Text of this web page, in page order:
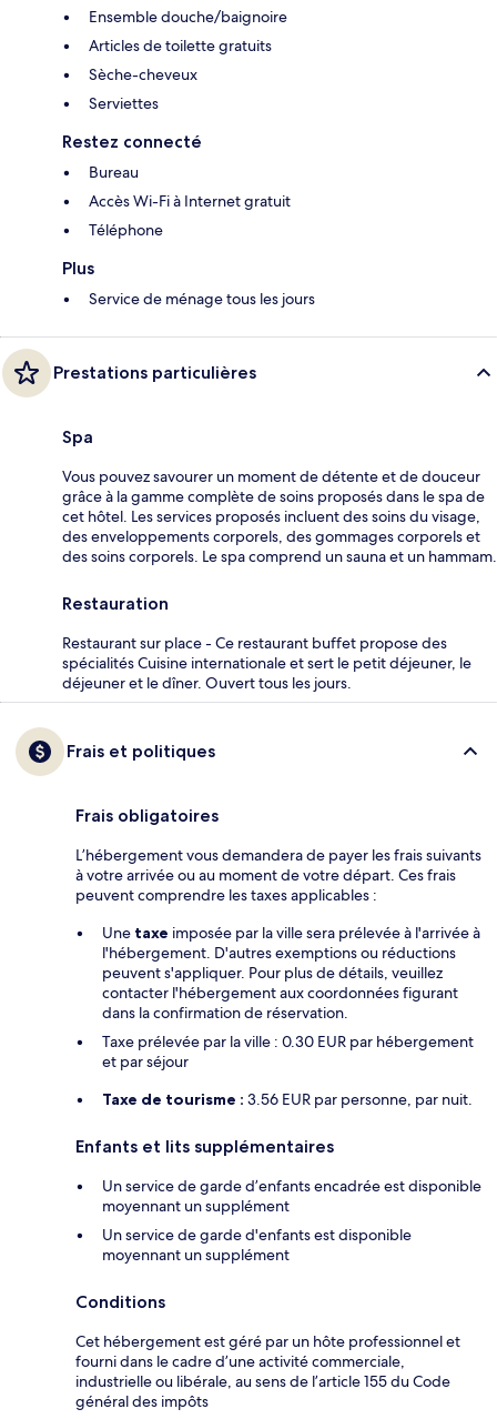
Ensemble douche/baignoire
Articles de toilette gratuits
Sèche-cheveux
Serviettes
Restez connecté
Bureau
Accès Wi-Fi à Internet gratuit
Téléphone
Plus
Service de ménage tous les jours
Prestations particulières
Spa
Vous pouvez savourer un moment de détente et de douceur
grâce à la gamme complète de soins proposés dans le spa de
cet hôtel. Les services proposés incluent des soins du visage,
des enveloppements corporels, des gommages corporels et
des soins corporels. Le spa comprend un sauna et un hammam.
Restauration
Restaurant sur place - Ce restaurant buffet propose des
spécialités Cuisine internationale et sert le petit déjeuner, le
déjeuner et le dîner. Ouvert tous les jours.
Frais et politiques
Frais obligatoires
L’hébergement vous demandera de payer les frais suivants
à votre arrivée ou au moment de votre départ. Ces frais
peuvent comprendre les taxes applicables :
Une taxe imposée par la ville sera prélevée à l'arrivée à
l'hébergement. D'autres exemptions ou réductions
peuvent s'appliquer. Pour plus de détails, veuillez
contacter l'hébergement aux coordonnées figurant
dans la confirmation de réservation.
Taxe prélevée par la ville : 0.30 EUR par hébergement
et par séjour
Taxe de tourisme : 3.56 EUR par personne, par nuit.
Enfants et lits supplémentaires
Un service de garde d’enfants encadrée est disponible
moyennant un supplément
Un service de garde d'enfants est disponible
moyennant un supplément
Conditions
Cet hébergement est géré par un hôte professionnel et
fourni dans le cadre d’une activité commerciale,
industrielle ou libérale, au sens de l’article 155 du Code
général des impôts